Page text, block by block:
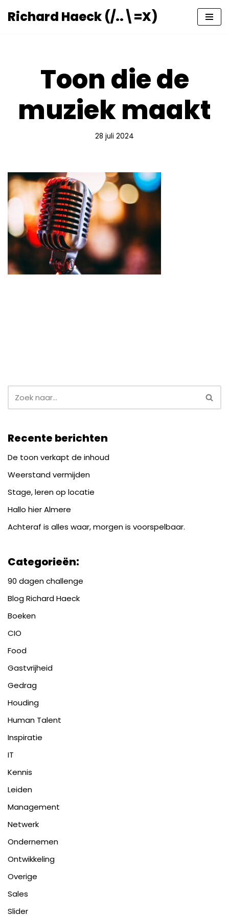
Richard Haeck (/..\=X)
Toon die de
muziek maakt
28 juli 2024
Recente berichten
De toon verkapt de inhoud
Weerstand vermijden
Stage, leren op locatie
Hallo hier Almere
Achteraf is alles waar, morgen is voorspelbaar.
Categorieën:
90 dagen challenge
Blog Richard Haeck
Boeken
CIO
Food
Gastvrijheid
Gedrag
Houding
Human Talent
Inspiratie
IT
Kennis
Leiden
Management
Netwerk
Ondernemen
Ontwikkeling
Overige
Sales
Slider